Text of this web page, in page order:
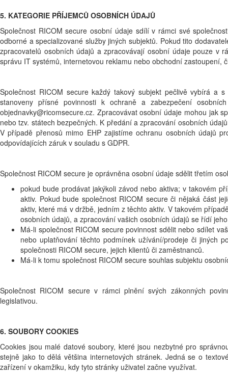
5. KATEGORIE PŘÍJEMCŮ OSOBNÍCH ÚDAJŮ
Společnost RICOM secure osobní údaje sdílí v rámci své
odborné a specializované služby jiných subjektů. Pokud tito
zpracovatelů osobních údajů a zpracovávají osobní údaje pouze v
správu IT systémů, internetovou reklamu nebo obchodní
Společnost RICOM secure každý takový subjekt pečlivě vybírá a
stanoveny přísné povinnosti k ochraně a zabezpečení
objednavky@ricomsecure.cz. Zpracovávat osobní údaje mohou jak
nebo tzv. státech bezpečných. K předání a zpracování osobních
V případě přenosů mimo EHP zajistíme ochranu osobních údajů
odpovídajících záruk v souladu s GDPR.
Společnost RICOM secure je oprávněna osobní údaje sdělit třetím
pokud bude prodávat jakýkoli závod nebo aktiva; v takovém
aktiv. Pokud bude společnost RICOM secure či nějaká část
aktiv, které má v držbě, jedním z těchto aktiv. V takovém
osobních údajů, a zpracování vašich osobních údajů se řídí
Má-li společnost RICOM secure povinnost sdělit nebo sdílet
nebo uplatňování těchto podmínek užívání/prodeje či jiných
společnosti RICOM secure, jejich klientů či zaměstnanců.
Má-li k tomu společnost RICOM secure souhlas subjektu
Společnost RICOM secure v rámci plnění svých zákonných
legislativou.
6. SOUBORY COOKIES
Cookies jsou malé datové soubory, které jsou nezbytné pro
stejně jako to dělá většina internetových stránek. Jedná se o
zařízení v okamžiku, kdy tyto stránky uživatel začne využívat.